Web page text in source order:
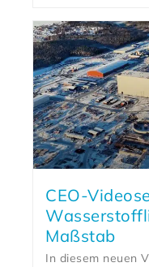
CEO-
Maßstab
In diesem neuen